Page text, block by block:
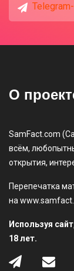
О
SamFact.com
всём,
открытия,
Перепечатка
на
Используя
18 лет.